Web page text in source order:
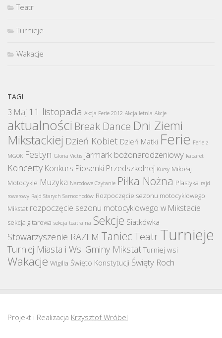
Teatr
Turnieje
Wakacje
TAGI
3 Maj 11 listopada Akcja Ferie 2012 Akcja letnia Akcje
aktualności Break Dance Dni Ziemi
Mikstackiej Dzień Kobiet Dzień Matki Ferie Ferie z
MGOK Festyn Gloria Victis jarmark bożonarodzeniowy kabaret
Koncerty Konkurs Piosenki Przedszkolnej Kursy Mikołaj
Motocykle Muzyka Narodowe Czytanie Piłka Nożna Plastyka rajd
rowerowy Rajd Starych Samochodów Rozpoczęcie sezonu motocyklowego
Mikstat rozpoczęcie sezonu motocyklowego w Mikstacie
sekcja gitarowa sekcja teatralna Sekcje Siatkówka
Stowarzyszenie RAZEM TaniecTeatrTurnieje
Turniej Miasta i Wsi Gminy Mikstat Turniej wsi
Wakacje Wigilia Święto Konstytucji Święty Roch
Projekt i Realizacja Krzysztof Wróbel